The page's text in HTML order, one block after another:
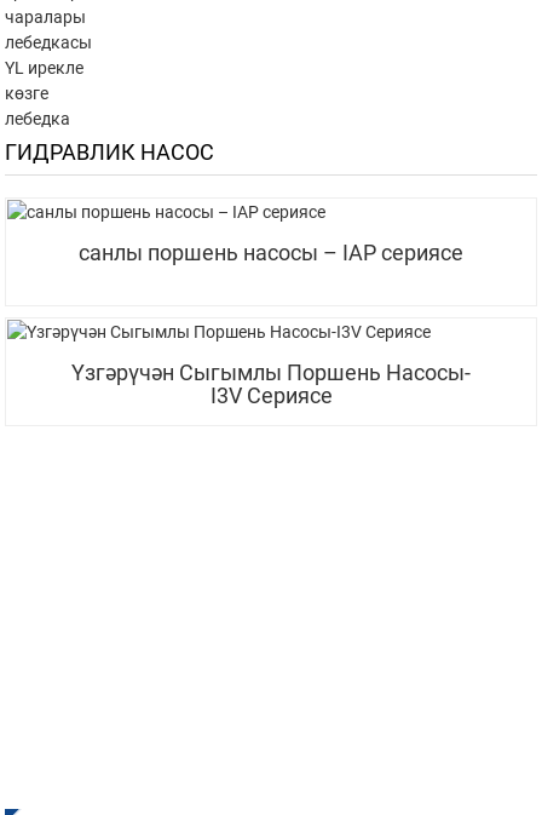
чаралары
лебедкасы
YL ирекле
көзге
лебедка
ГИДРАВЛИК НАСОС
санлы поршень насосы – IAP сериясе
Үзгәрүчән Сыгымлы Поршень Насосы-
I3V Сериясе